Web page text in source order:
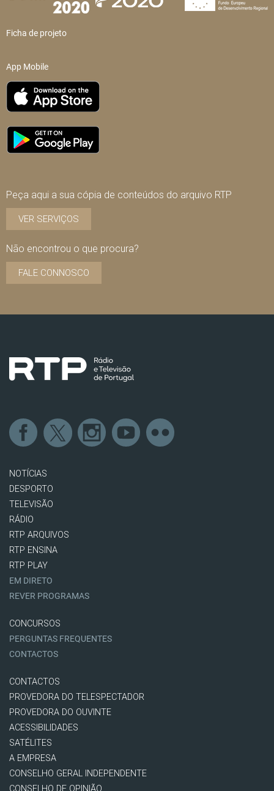
Ficha de projeto
App Mobile
Peça aqui a sua cópia de conteúdos do arquivo RTP
VER SERVIÇOS
Não encontrou o que procura?
FALE CONNOSCO
NOTÍCIAS
DESPORTO
TELEVISÃO
RÁDIO
RTP ARQUIVOS
RTP ENSINA
RTP PLAY
EM DIRETO
REVER PROGRAMAS
CONCURSOS
PERGUNTAS FREQUENTES
CONTACTOS
CONTACTOS
PROVEDORA DO TELESPECTADOR
PROVEDORA DO OUVINTE
ACESSIBILIDADES
SATÉLITES
A EMPRESA
CONSELHO GERAL INDEPENDENTE